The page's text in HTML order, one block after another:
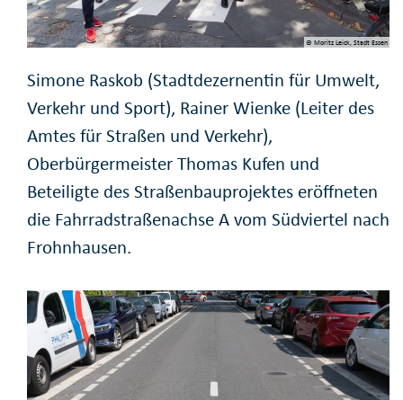
© Moritz Leick, Stadt Essen
Simone Raskob (Stadtdezernentin für Umwelt,
Verkehr und Sport), Rainer Wienke (Leiter des
Amtes für Straßen und Verkehr),
Oberbürgermeister Thomas Kufen und
Beteiligte des Straßenbauprojektes eröffneten
die Fahrradstraßenachse A vom Südviertel nach
Frohnhausen.